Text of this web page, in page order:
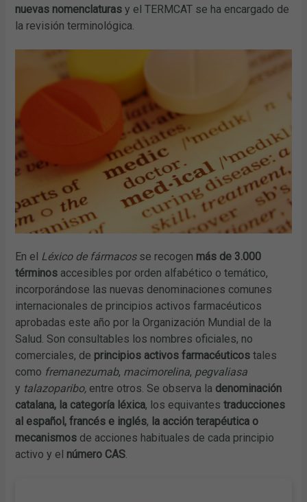
nuevas nomenclaturas y el TERMCAT se ha encargado de
la revisión terminológica.
En el Léxico de fármacosse recogen más de 3.000
términos accesibles por orden alfabético o temático,
incorporándose las nuevas denominaciones comunes
internacionales de principios activos farmacéuticos
aprobadas este año por la Organización Mundial de la
Salud. Son consultables los nombres oficiales, no
comerciales, de principios activos farmacéuticos tales
como fremanezumab, macimorelina, pegvaliasa
y talazoparibo, entre otros. Se observa la denominación
catalana, la categoría léxica, los equivantestraducciones
al español, francés e inglés, la acción terapéutica o
mecanismos de acciones habituales de cada principio
activo y el número CAS